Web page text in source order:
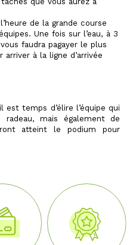
de la grande course
Une fois sur l’eau, à 3
faudra pagayer le plus
à la ligne d’arrivée
temps d’élire l’équipe qui
mais également de
atteint le podium pour